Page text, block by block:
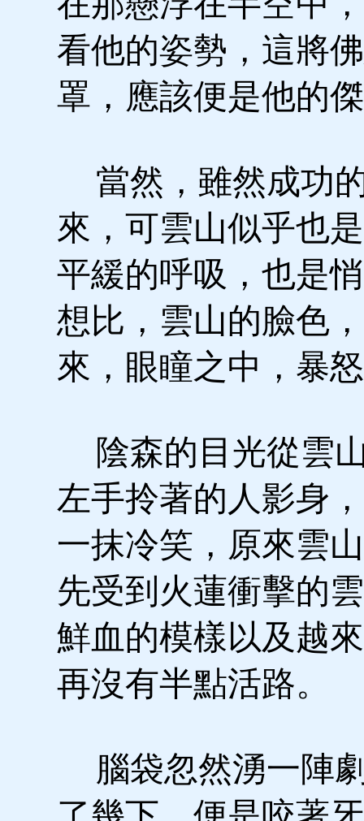
看他的姿勢，這將
罩，應該便是他的
當然，雖然成功
來，可雲山似乎也
平緩的呼吸，也是
想比，雲山的臉色
來，眼瞳之中，暴
陰森的目光從雲
左手拎著的人影身
一抹冷笑，原來雲
先受到火蓮衝擊的
鮮血的模樣以及越
再沒有半點活路。
腦袋忽然湧一陣